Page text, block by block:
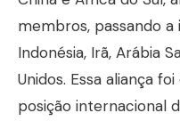
membros, passando a
Indonésia, Irã, Arábia
Unidos. Essa aliança
posição internacional